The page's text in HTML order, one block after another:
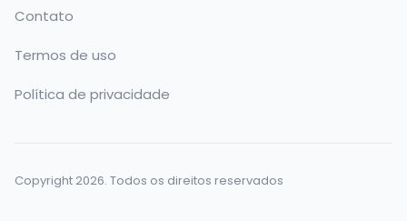
Contato
Termos de uso
Política de privacidade
Copyright 2026. Todos os direitos reservados